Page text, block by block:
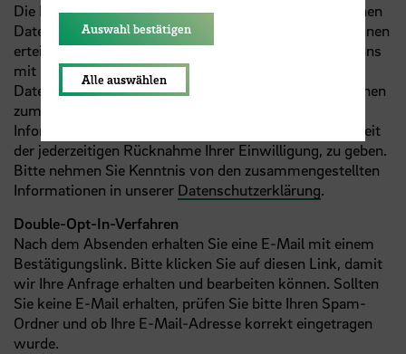
Die Erhebung und Verarbeitung Ihrer personenbezogenen
Daten auf dieser Seite erfolgt auf Grundlage der von Ihnen
erteilten Einwilligung. Diese Einwilligung erteilen Sie uns
mit dem Absenden. Nach Art. 13 der Europäischen
Datenschutzgrundverordnung sind wir verpflichtet, Ihnen
zum Zeitpunkt der Erhebung der Daten eine Reihe von
Informationen, darunter den Hinweis auf die Möglichkeit
der jederzeitigen Rücknahme Ihrer Einwilligung, zu geben.
Bitte nehmen Sie Kenntnis von den zusammengestellten
Informationen in unserer Datenschutzerklärung.
Double-Opt-In-Verfahren
Nach dem Absenden erhalten Sie eine E-Mail mit einem
Bestätigungslink. Bitte klicken Sie auf diesen Link, damit
wir Ihre Anfrage erhalten und bearbeiten können. Sollten
Sie keine E-Mail erhalten, prüfen Sie bitte Ihren Spam-
Ordner und ob Ihre E-Mail-Adresse korrekt eingetragen
wurde.
Auswahl bestätigen
Alle auswählen